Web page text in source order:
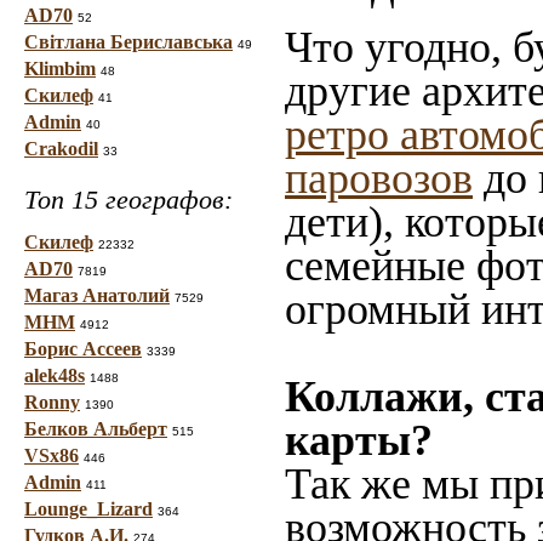
AD70 52
Світлана Бериславська 49
Klimbim 48
Скилеф 41
Admin 40
Crakodil 33
Топ 15 географов:
Скилеф 22332
AD70 7819
Магаз Анатолий 7529
МНМ 4912
Борис Ассеев 3339
alek48s 1488
Ronny 1390
Белков Альберт 515
VSx86 446
Admin 411
Lounge_Lizard 364
Гудков А.И. 274
Что угодно,
другие
ретро
паровозов до
дети),
семейные
огромный
Коллажи,
карты?
Так же мы
возможность